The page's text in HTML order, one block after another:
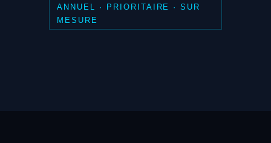
ANNUEL · PRIORITAIRE · SUR
MESURE